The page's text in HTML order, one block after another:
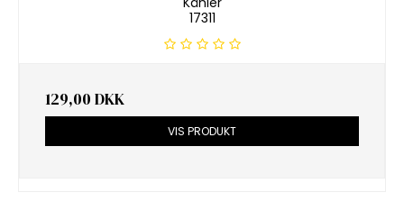
17311
129,00 DKK
VIS PRODUKT